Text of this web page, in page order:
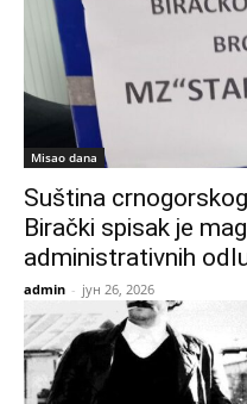
Misao dana
Suština
Birački spisak je
administrativnih
admin - јун 26, 2026